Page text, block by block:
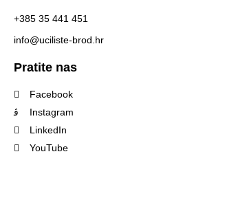
+385 35 441 451
info@uciliste-brod.hr
Pratite nas
Facebook
Instagram
LinkedIn
YouTube